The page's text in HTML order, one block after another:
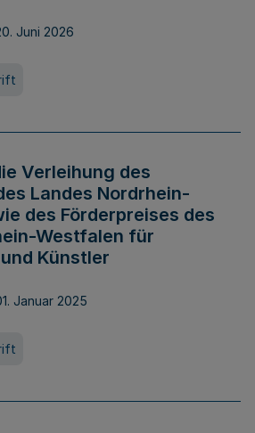
Juni 2026
Verleihung des
Landes Nordrhein-
des Förderpreises des
Westfalen für
Künstler
Januar 2025